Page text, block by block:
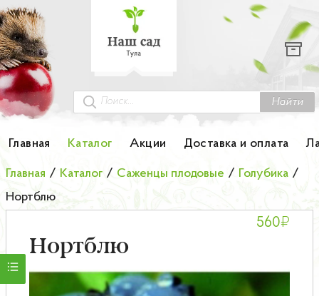
Найти
Главная Каталог Акции Доставка и оплата
Каталог
Гортензии
Грунты
Колоновидные деревья
Лук-севок
Малина
Мини-деревья
Главная / Каталог / Саженцы плодовые / Голубика /
Нортблю
Нортблю
560₽